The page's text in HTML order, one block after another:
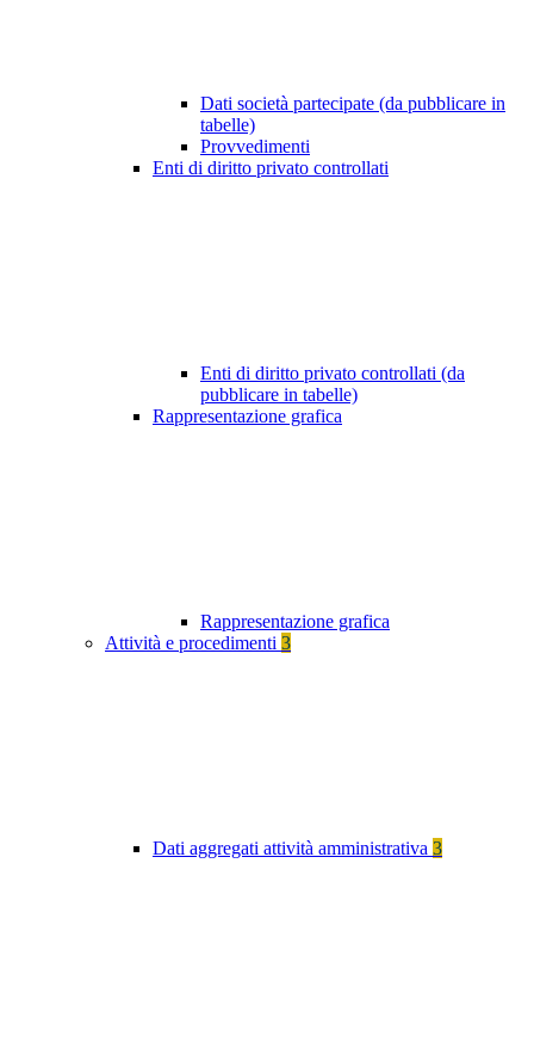
Dati società partecipate (da pubblicare in
tabelle)
Provvedimenti
Enti di diritto privato controllati
Enti di diritto privato controllati (da
pubblicare in tabelle)
Rappresentazione grafica
Rappresentazione grafica
Attività e procedimenti 3
Dati aggregati attività amministrativa 3